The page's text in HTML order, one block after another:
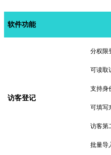
软件功能
访客登记
分权限
可读取
支持身
可填写
访客第
批量导